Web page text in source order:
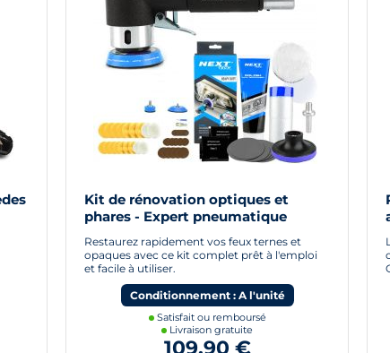
Kit de rénovation optiques et
phares - Expert pneumatique
Restaurez rapidement vos feux ternes et
opaques avec ce kit complet prêt à l'emploi
et facile à utiliser.
Conditionnement : A l'unité
Satisfait ou remboursé
Livraison gratuite